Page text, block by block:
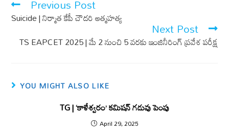
o
k
p
p
Previous Post
Suicide | నిర్మాత‌ కేపీ చౌద‌రి ఆత్మ‌హ‌త్య
Next Post
TS EAPCET 2025 | మే 2 నుంచి 5 వరకు ఇంజినీరింగ్ ప్రవేశ పరీక్ష
YOU MIGHT ALSO LIKE
TG | ‘కాళేశ్వరం’ కమిషన్‌ గడువు పెంపు
April 29, 2025